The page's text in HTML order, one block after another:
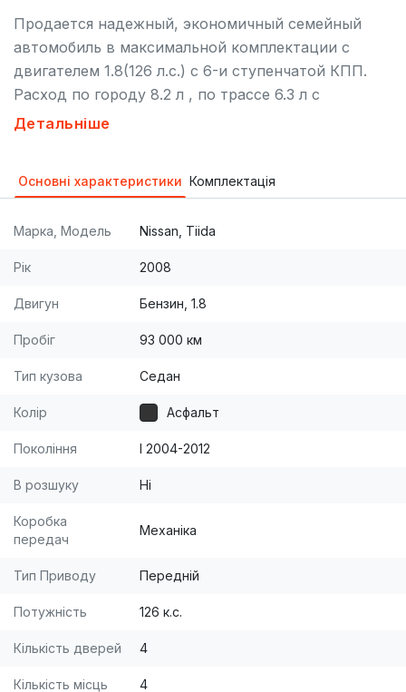
Продается надежный, экономичный семейный
автомобиль в максимальной комплектации с
двигателем 1.8(126 л.с.) с 6-и ступенчатой КПП.
Расход по городу 8.2 л , по трассе 6.3 л с
климатом. Пробег родной. Первая регистрация
Все ТО проводились вовремя. Хранится на
на бамперах. Второй владелец. Покупателю
комплект зимней шипованной резины в подарок.
Детальніше
Основні характеристики Комплектація
Марка, Модель Nissan, Tiida
Рік 2008
Двигун Бензин, 1.8
Пробіг 93 000 км
Тип кузова Седан
Колір Асфальт
Покоління I 2004-2012
В розшуку Ні
Коробка
передач
Механіка
Тип Приводу Передній
Потужність 126 к.с.
Кількість дверей 4
Кількість місць 4